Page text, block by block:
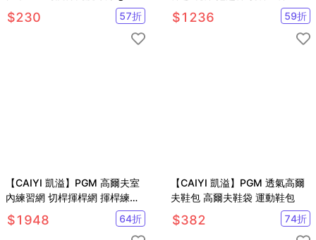
梯
$230 57折 $1236 59折
【CAIYI 凱溢】PGM 高爾夫室
內練習網 切桿揮桿網 揮桿練習
器
$1948 64折
【CAIYI 凱溢】PGM 透氣高爾
夫鞋包 高爾夫鞋袋 運動鞋包
$382 74折